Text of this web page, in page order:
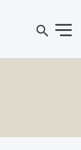
search